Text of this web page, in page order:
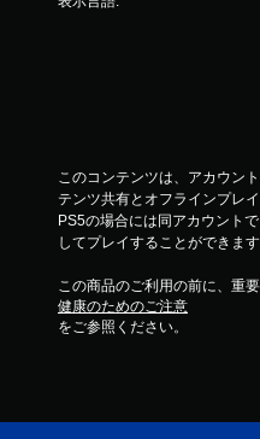
このコンテンツは、アカウン
テンツ共有とオフラインプレ
PS5の場合には同アカウント
してプレイすることができます
この商品のご利用の前に、重
健康のためのご注意
をご参照ください。